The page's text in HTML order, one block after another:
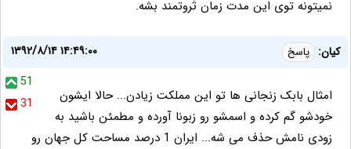
نمیتونه توی این مدت زمان ثروتمند بشه.
کیان: پاسخ
۱۳۹۲/۸/۱۴ ۱۴:۴۹:۰۰
51
31
امثال بابک زنجانی ها تو این مملکت زیادن... حالا ایشون
خودشو گم کرده و اسمشو رو زبونا آورده و مطمئن باشید به
زودی نامش حذف می شه... ایران 1 درصد مساحت کل جهان رو